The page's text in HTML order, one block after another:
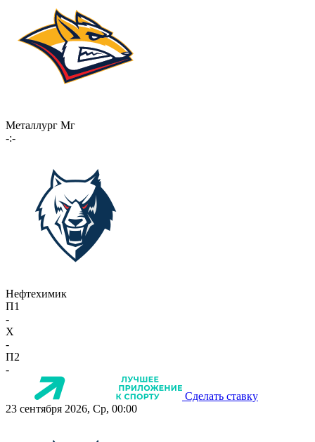
Металлург Мг
-:-
Нефтехимик
П1
-
X
-
П2
-
Сделать ставку
23 сентября 2026, Ср, 00:00